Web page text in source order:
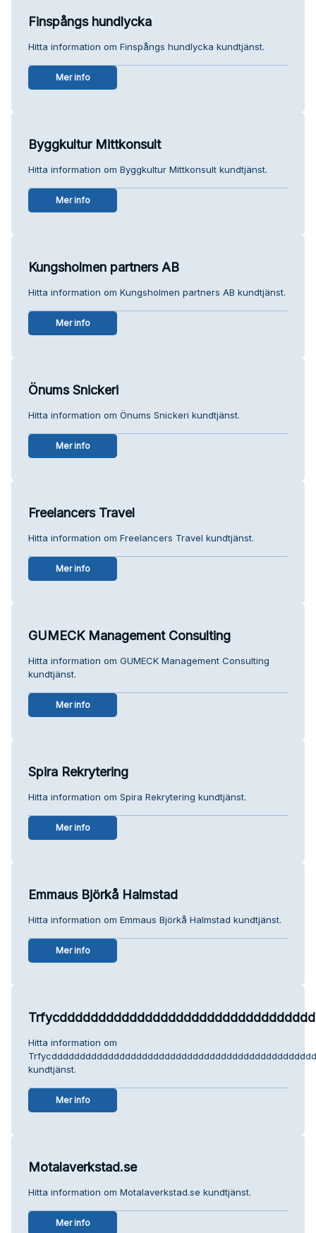
Finspångs hundlycka
Hitta information om Finspångs hundlycka kundtjänst.
Mer info
Byggkultur Mittkonsult
Hitta information om Byggkultur Mittkonsult kundtjänst.
Mer info
Kungsholmen partners AB
Hitta information om Kungsholmen partners AB kundtjänst.
Mer info
Önums Snickeri
Hitta information om Önums Snickeri kundtjänst.
Mer info
Freelancers Travel
Hitta information om Freelancers Travel kundtjänst.
Mer info
GUMECK Management Consulting
Hitta information om GUMECK Management Consulting
kundtjänst.
Mer info
Spira Rekrytering
Hitta information om Spira Rekrytering kundtjänst.
Mer info
Emmaus Björkå Halmstad
Hitta information om Emmaus Björkå Halmstad kundtjänst.
Mer info
Hitta information om
kundtjänst.
Mer info
Motalaverkstad.se
Hitta information om Motalaverkstad.se kundtjänst.
Mer info